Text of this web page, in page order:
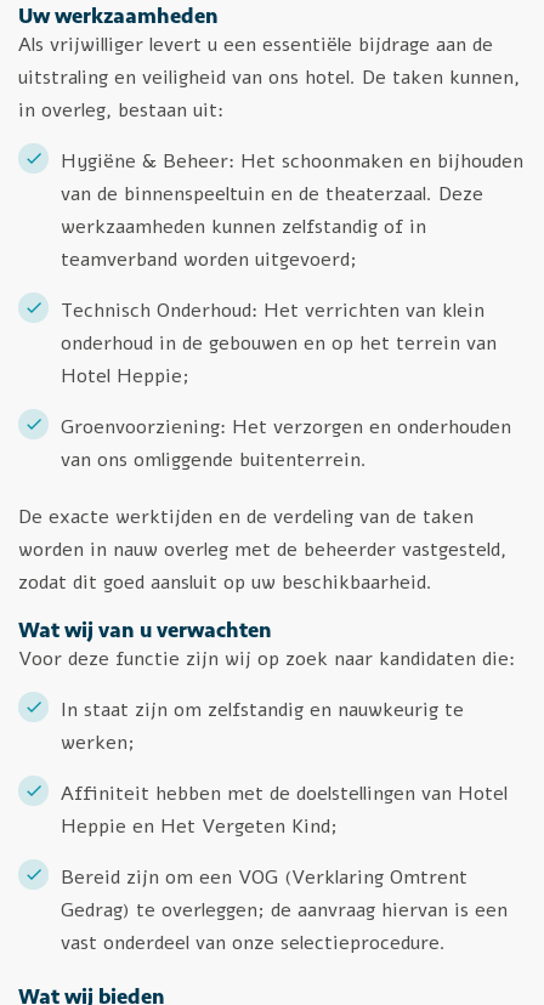
Uw werkzaamheden
Als vrijwilliger levert u een essentiële bijdrage aan de
uitstraling en veiligheid van ons hotel. De taken kunnen,
in overleg, bestaan uit:
Hygiëne & Beheer: Het schoonmaken en bijhouden
van de binnenspeeltuin en de theaterzaal. Deze
werkzaamheden kunnen zelfstandig of in
teamverband worden uitgevoerd;
Technisch Onderhoud: Het verrichten van klein
onderhoud in de gebouwen en op het terrein van
Hotel Heppie;
Groenvoorziening: Het verzorgen en onderhouden
van ons omliggende buitenterrein.
De exacte werktijden en de verdeling van de taken
worden in nauw overleg met de beheerder vastgesteld,
zodat dit goed aansluit op uw beschikbaarheid.
Wat wij van u verwachten
Voor deze functie zijn wij op zoek naar kandidaten die:
In staat zijn om zelfstandig en nauwkeurig te
werken;
Affiniteit hebben met de doelstellingen van Hotel
Heppie en Het Vergeten Kind;
Bereid zijn om een VOG (Verklaring Omtrent
Gedrag) te overleggen; de aanvraag hiervan is een
vast onderdeel van onze selectieprocedure.
Wat wij bieden